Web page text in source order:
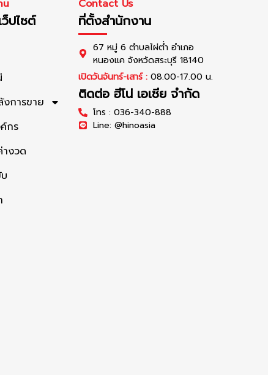
ปไซต์
งการขาย
กร
งวด
Contact Us
ที่ตั้งสำนักงาน
67 หมู่ 6 ตำบลไผ่ต่ำ อำเภอ
หนองแค จังหวัดสระบุรี 18140
เปิดวันจันทร์-เสาร์ : 08.00-17.00 น.
ติดต่อ ฮีโน่ เอเซีย จำกัด
โทร : 036-340-888
Line: @hinoasia